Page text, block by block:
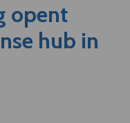
opent
hub in